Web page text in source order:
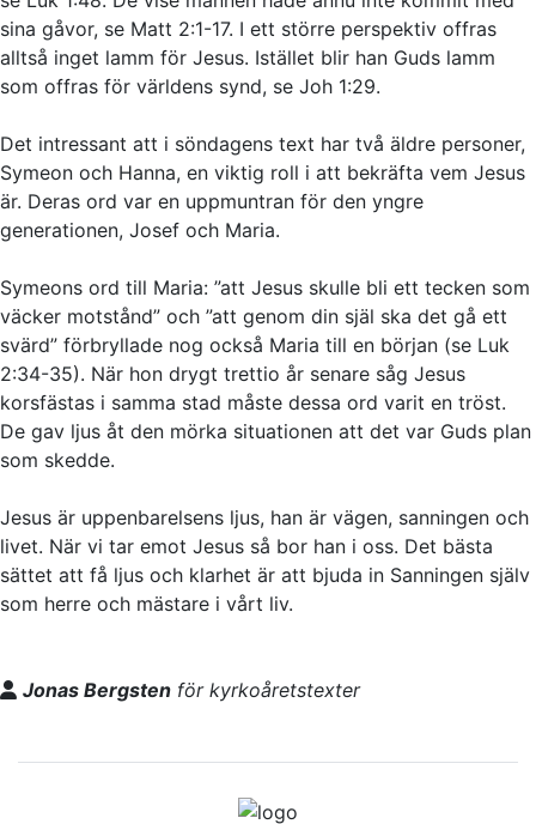
sina gåvor, se Matt 2:1-17. I ett större perspektiv offras
alltså inget lamm för Jesus. Istället blir han Guds lamm
som offras för världens synd, se Joh 1:29.
Det intressant att i söndagens text har två äldre personer,
Symeon och Hanna, en viktig roll i att bekräfta vem Jesus
är. Deras ord var en uppmuntran för den yngre
generationen, Josef och Maria.
Symeons ord till Maria: ”att Jesus skulle bli ett tecken som
väcker motstånd” och ”att genom din själ ska det gå ett
svärd” förbryllade nog också Maria till en början (se Luk
2:34-35). När hon drygt trettio år senare såg Jesus
korsfästas i samma stad måste dessa ord varit en tröst.
De gav ljus åt den mörka situationen att det var Guds plan
som skedde.
Jesus är uppenbarelsens ljus, han är vägen, sanningen och
livet. När vi tar emot Jesus så bor han i oss. Det bästa
sättet att få ljus och klarhet är att bjuda in Sanningen själv
som herre och mästare i vårt liv.
Jonas Bergsten för kyrkoåretstexter